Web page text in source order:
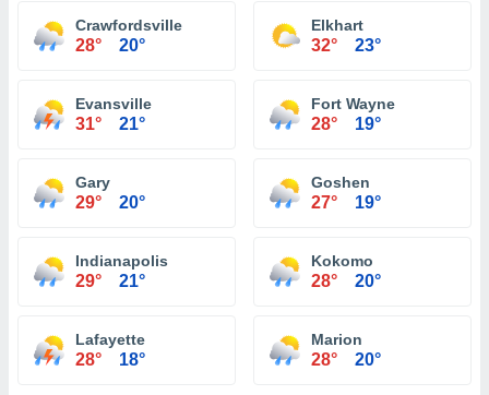
Crawfordsville
28° 20°
Elkhart
32° 23°
Evansville
31° 21°
Fort Wayne
28° 19°
Gary
29° 20°
Goshen
27° 19°
Indianapolis
29° 21°
Kokomo
28° 20°
Lafayette
28° 18°
Marion
28° 20°